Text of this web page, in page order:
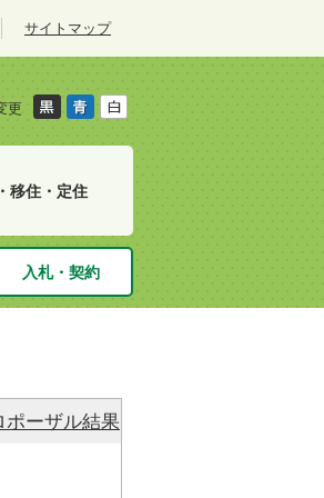
サイトマップ
更
移住・定住
入札・契約
ポーザル結果